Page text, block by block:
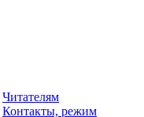
Читателям
Контакты, режим